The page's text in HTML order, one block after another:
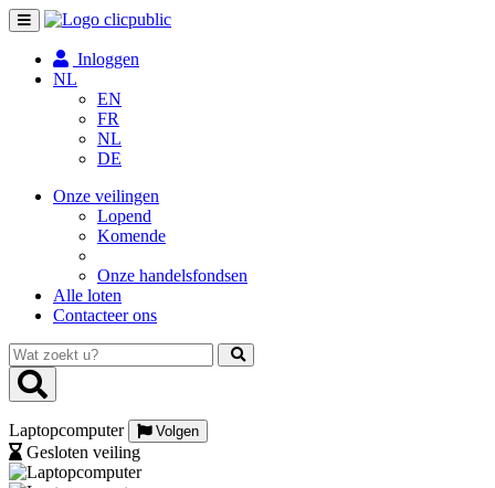
Toggle
navigation
Inloggen
NL
EN
FR
NL
DE
Onze veilingen
Lopend
Komende
Onze handelsfondsen
Alle loten
Contacteer ons
Wat
zoekt
u?
Laptopcomputer Volgen
Gesloten veiling